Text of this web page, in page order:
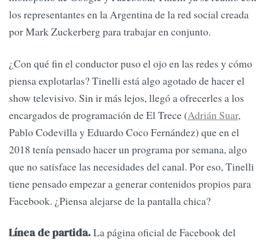
los representantes en la Argentina de la red social creada
por Mark Zuckerberg para trabajar en conjunto.
¿Con qué fin el conductor puso el ojo en las redes y cómo
piensa explotarlas? Tinelli está algo agotado de hacer el
show televisivo. Sin ir más lejos, llegó a ofrecerles a los
encargados de programación de El Trece (Adrián Suar,
Pablo Codevilla y Eduardo Coco Fernández) que en el
2018 tenía pensado hacer un programa por semana, algo
que no satisface las necesidades del canal. Por eso, Tinelli
tiene pensado empezar a generar contenidos propios para
Facebook. ¿Piensa alejarse de la pantalla chica?
Línea de partida.La página oficial de Facebook del